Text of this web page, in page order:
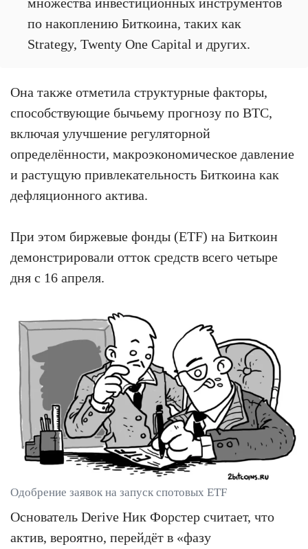
по накоплению Биткоина, таких как
Strategy, Twenty One Capital и других.
Она также отметила структурные факторы,
способствующие бычьему прогнозу по BTC,
включая улучшение регуляторной
определённости, макроэкономическое давление
и растущую привлекательность Биткоина как
дефляционного актива.
При этом биржевые фонды (ETF) на Биткоин
демонстрировали отток средств всего четыре
дня с 16 апреля.
Одобрение заявок на запуск спотовых ETF
Основатель Derive Ник Форстер считает, что
актив, вероятно, перейдёт в «фазу